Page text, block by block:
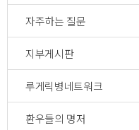
자주하는 질문
지부게시판
루게릭병네트워크
환우들의 명저